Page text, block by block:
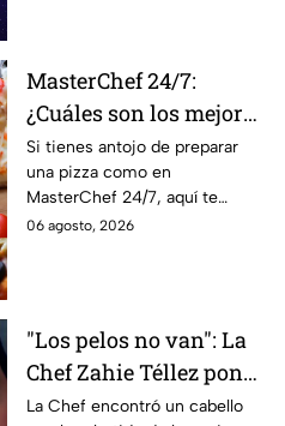
MasterChef 24/7:
¿Cuáles son los mejores
quesos para preparar
pizza en casa?
Si tienes antojo de preparar
una pizza como en
MasterChef 24/7, aquí te
contamos todo lo que debes
06 agosto, 2026
"Los pelos no van": La
Chef Zahie Téllez pone
en evidencia a Carmen
La Chef encontró un cabello